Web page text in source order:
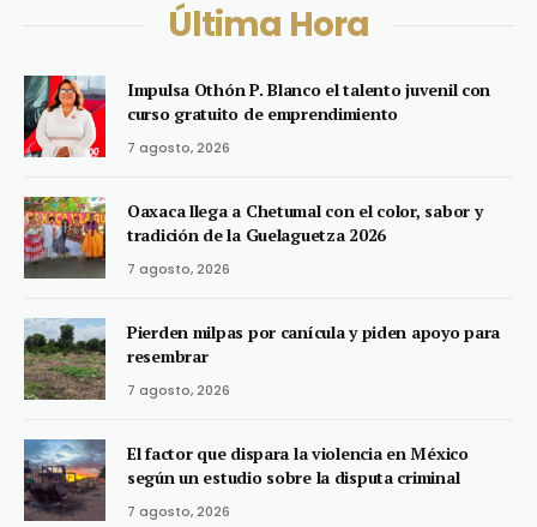
Última Hora
Impulsa Othón P. Blanco el talento juvenil con
curso gratuito de emprendimiento
7 agosto, 2026
Oaxaca llega a Chetumal con el color, sabor y
tradición de la Guelaguetza 2026
7 agosto, 2026
Pierden milpas por canícula y piden apoyo para
resembrar
7 agosto, 2026
El factor que dispara la violencia en México
según un estudio sobre la disputa criminal
7 agosto, 2026